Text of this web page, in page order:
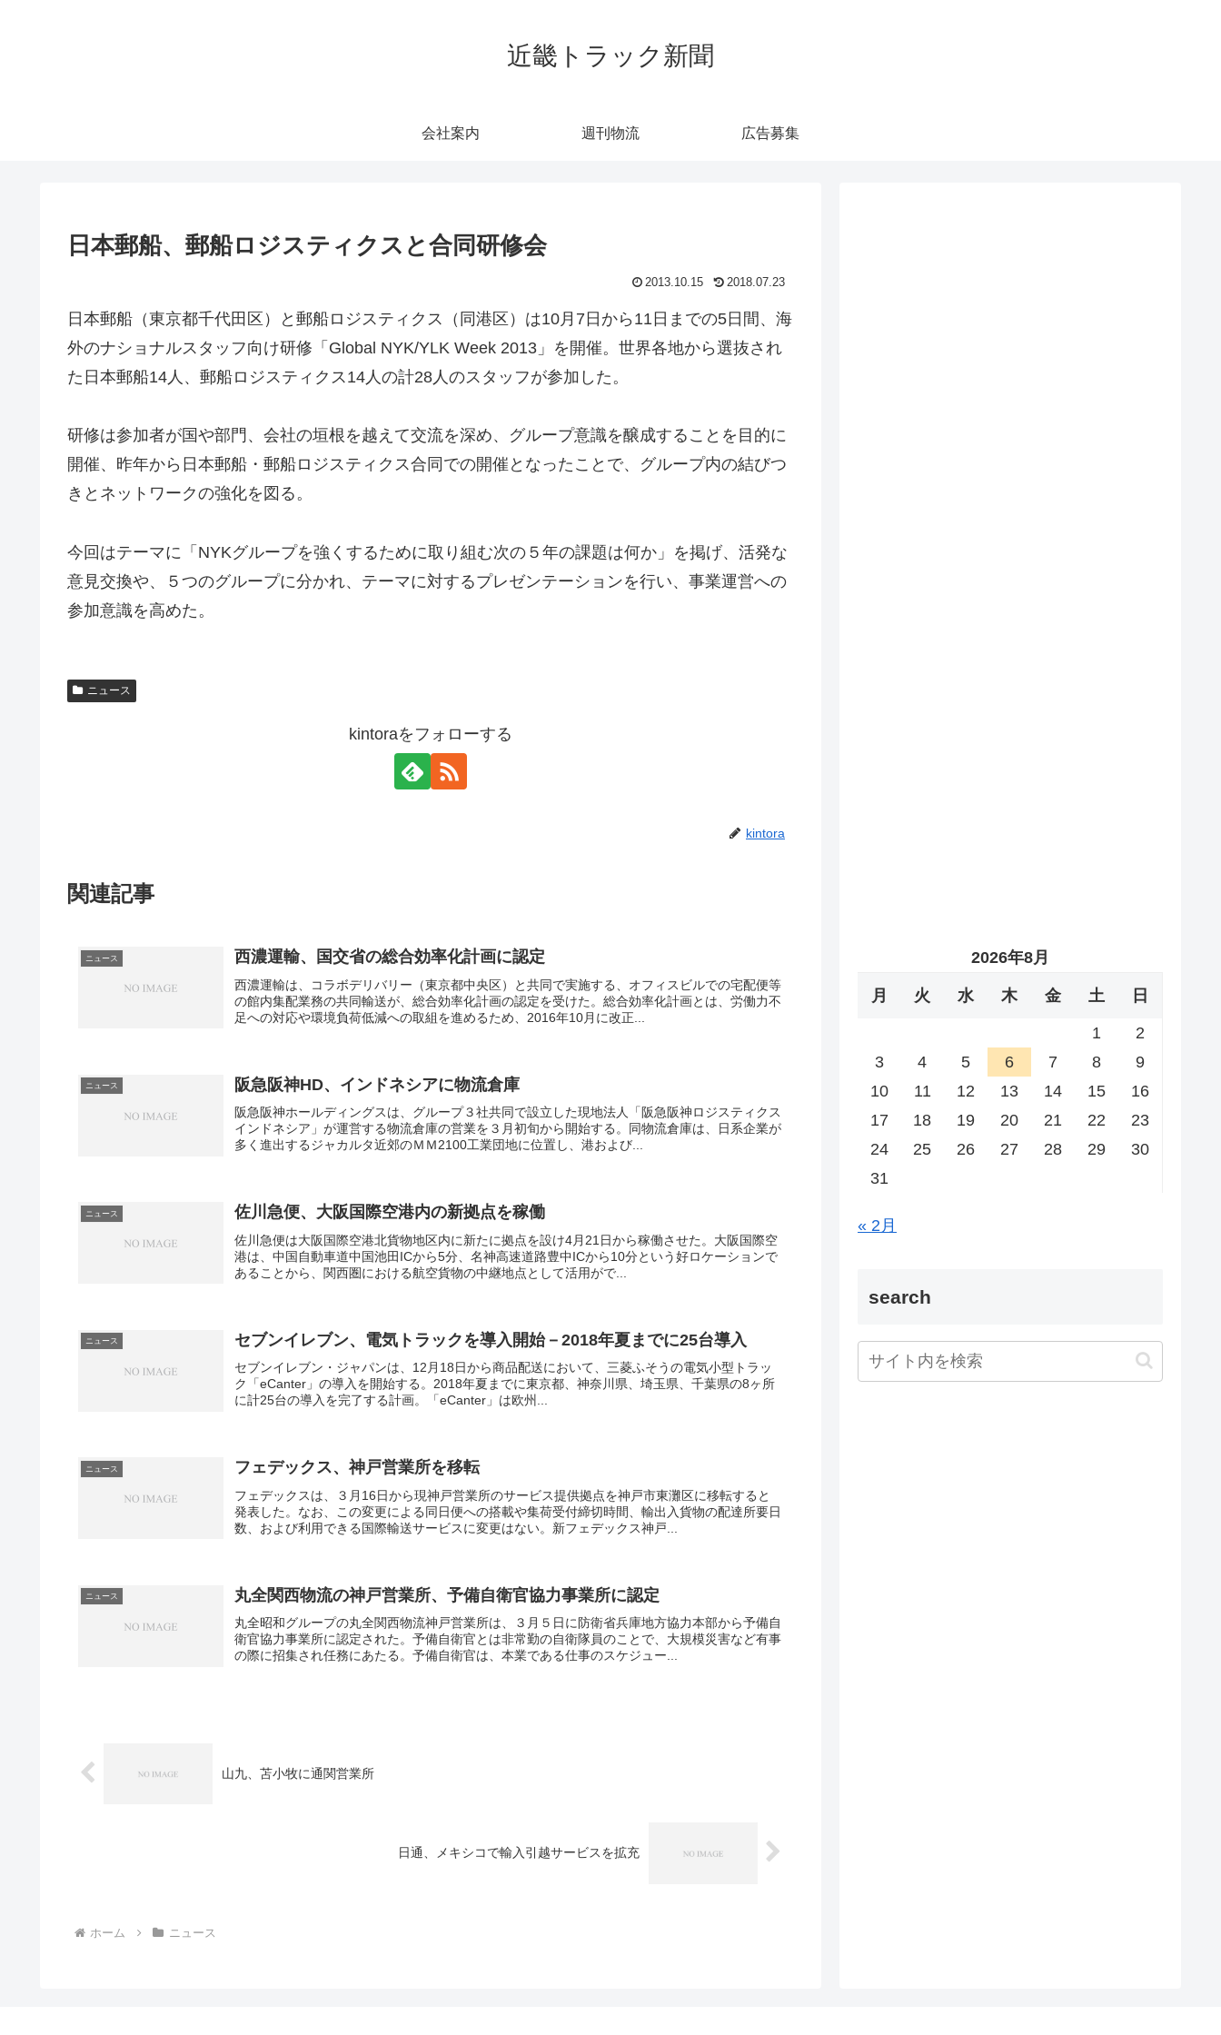
近畿トラック新聞
会社案内 週刊物流 広告募集
日本郵船、郵船ロジスティクスと合同研修会
2013.10.15 2018.07.23
日本郵船（東京都千代田区）と郵船ロジスティクス（同港区）は10月7日から11日までの5日間、海
外のナショナルスタッフ向け研修「Global NYK/YLK Week 2013」を開催。世界各地から選抜され
た日本郵船14人、郵船ロジスティクス14人の計28人のスタッフが参加した。
研修は参加者が国や部門、会社の垣根を越えて交流を深め、グループ意識を醸成することを目的に
開催、昨年から日本郵船・郵船ロジスティクス合同での開催となったことで、グループ内の結びつ
きとネットワークの強化を図る。
今回はテーマに「NYKグループを強くするために取り組む次の５年の課題は何か」を掲げ、活発な
意見交換や、５つのグループに分かれ、テーマに対するプレゼンテーションを行い、事業運営への
参加意識を高めた。
h
a
u
i
ニュース
kintoraをフォローする
kintora
関連記事
ニュース 西濃運輸、国交省の総合効率化計画に認定
西濃運輸は、コラボデリバリー（東京都中央区）と共同で実施する、オフィスビルでの宅配便等
の館内集配業務の共同輸送が、総合効率化計画の認定を受けた。総合効率化計画とは、労働力不
足への対応や環境負荷低減への取組を進めるため、2016年10月に改正...
ニュース 阪急阪神HD、インドネシアに物流倉庫
阪急阪神ホールディングスは、グループ３社共同で設立した現地法人「阪急阪神ロジスティクス
インドネシア」が運営する物流倉庫の営業を３月初旬から開始する。同物流倉庫は、日系企業が
多く進出するジャカルタ近郊のＭＭ2100工業団地に位置し、港および...
ニュース 佐川急便、大阪国際空港内の新拠点を稼働
佐川急便は大阪国際空港北貨物地区内に新たに拠点を設け4月21日から稼働させた。大阪国際空
港は、中国自動車道中国池田ICから5分、名神高速道路豊中ICから10分という好ロケーションで
あることから、関西圏における航空貨物の中継地点として活用がで...
ニュース セブンイレブン、電気トラックを導入開始－2018年夏までに25台導入
セブンイレブン・ジャパンは、12月18日から商品配送において、三菱ふそうの電気小型トラッ
ク「eCanter」の導入を開始する。2018年夏までに東京都、神奈川県、埼玉県、千葉県の8ヶ所
に計25台の導入を完了する計画。「eCanter」は欧州...
ニュース フェデックス、神戸営業所を移転
フェデックスは、３月16日から現神戸営業所のサービス提供拠点を神戸市東灘区に移転すると
発表した。なお、この変更による同日便への搭載や集荷受付締切時間、輸出入貨物の配達所要日
数、および利用できる国際輸送サービスに変更はない。新フェデックス神戸...
ニュース 丸全関西物流の神戸営業所、予備自衛官協力事業所に認定
丸全昭和グループの丸全関西物流神戸営業所は、３月５日に防衛省兵庫地方協力本部から予備自
衛官協力事業所に認定された。予備自衛官とは非常勤の自衛隊員のことで、大規模災害など有事
の際に招集され任務にあたる。予備自衛官は、本業である仕事のスケジュー...
山九、苫小牧に通関営業所
日通、メキシコで輸入引越サービスを拡充
ホーム ニュース
2026年8月
月 火 水 木 金 土 日
1
2
3
4 5 6 7 8
9
10
11 12 13 14 15
16
17
18 19 20 21 22
23
24
25 26 27 28 29
30
31
« 2月
search